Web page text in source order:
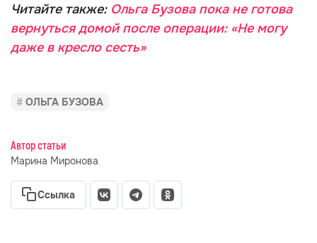
Читайте также: Ольга Бузова пока не готова
вернуться домой после операции: «Не могу
даже в кресло сесть»
ОЛЬГА БУЗОВА
Автор статьи
Марина Миронова
Ссылка